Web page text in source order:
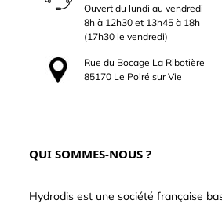
Ouvert du lundi au vendredi
8h à 12h30 et 13h45 à 18h
(17h30 le vendredi)
Rue du Bocage La Ribotière
85170 Le Poiré sur Vie
QUI SOMMES-NOUS ?
Hydrodis est une société française